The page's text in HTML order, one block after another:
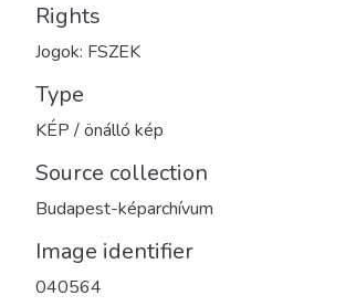
Rights
Jogok: FSZEK
Type
KÉP / önálló kép
Source collection
Budapest-képarchívum
Image identifier
040564